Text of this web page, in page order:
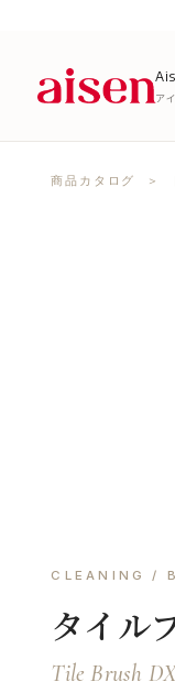
ア
商品カタログ ＞
CLEANING /
タイル
Tile Brush